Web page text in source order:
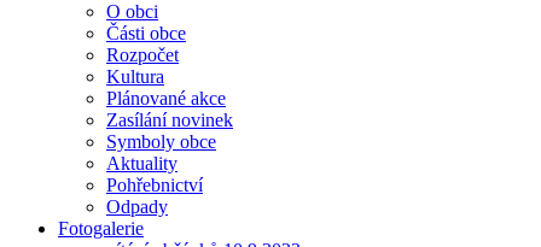
O obci
Části obce
Rozpočet
Kultura
Plánované akce
Zasílání novinek
Symboly obce
Aktuality
Pohřebnictví
Odpady
Fotogalerie